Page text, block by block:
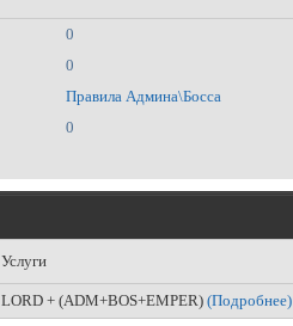
0
0
Правила Админа\Босса
0
Услуги
LORD + (ADM+BOS+EMPER) (Подробнее)